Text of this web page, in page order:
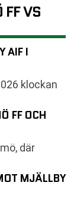
FF VS
AIF I
klockan
FF OCH
där
MJÄLLBY